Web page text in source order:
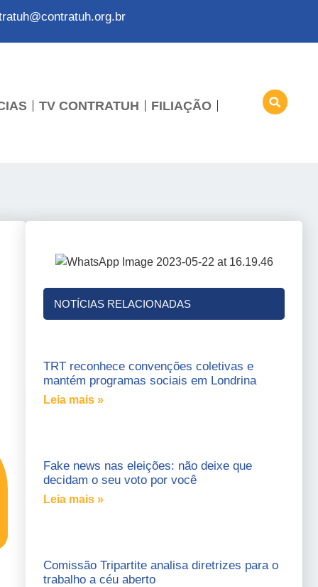
TV CONTRATUH FILIAÇÃO
NOTÍCIAS RELACIONADAS
TRT reconhece convenções coletivas e
mantém programas sociais em Londrina
Leia mais »
Fake news nas eleições: não deixe que
decidam o seu voto por você
Leia mais »
Comissão Tripartite analisa diretrizes para o
trabalho a céu aberto